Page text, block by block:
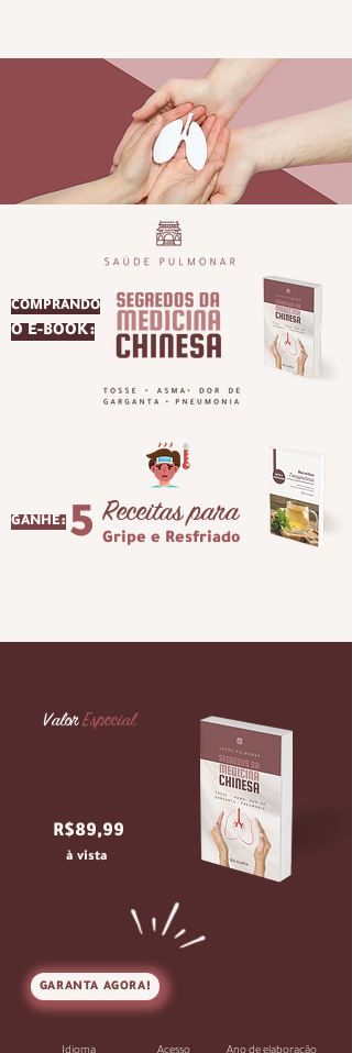
de tratamento durante o verão, antecipando-se à
chegada do outono, com o objetivo de prevenir
problemas pulmonares comuns nessa estação, como a
asma. Essa prática ilustra bem a abordagem proativa
da Medicina Chinesa, que visa fortalecer o corpo antes
mesmo que os desequilíbrios se manifestem.
Infelizmente, essa abordagem está longe de ser
comum no Ocidente. Aqui, muitas vezes só nos
lembramos de cuidar da saúde quando os sintomas já
dor de garganta incômoda. Nesses momentos, a
tendência é buscar uma solução rápida na farmácia,
muitas vezes optando por medicamentos que apenas
mascaram os sintomas, sem tratar a raiz do problema.
desequilibrar ainda mais o corpo, em vez de
promover a verdadeira cura e bem-estar...
COMPRANDO
O E-BOOK:
GANHE: 5 Receitas para
Gripe e Resfriado
ValorEspecial
R$89,99
à vista
GARANTA AGORA!